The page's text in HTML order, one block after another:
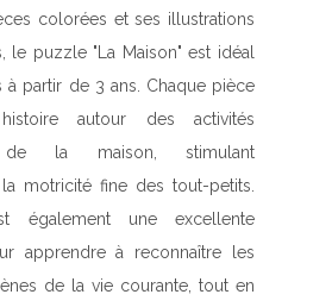
colorées et ses illustrations
le puzzle "La Maison" est idéal
à partir de 3 ans. Chaque pièce
autour des activités
de la maison, stimulant
la motricité fine des tout-petits.
également une excellente
apprendre à reconnaître les
de la vie courante, tout en